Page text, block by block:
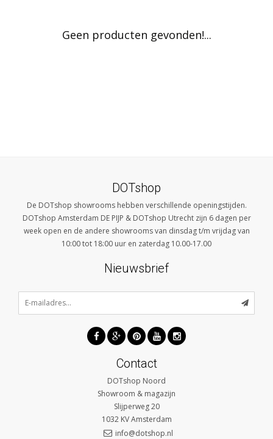
Geen producten gevonden!...
DOTshop
De DOTshop showrooms hebben verschillende openingstijden.
DOTshop Amsterdam DE PIJP & DOTshop Utrecht zijn 6 dagen per
week open en de andere showrooms van dinsdag t/m vrijdag van
10:00 tot 18:00 uur en zaterdag 10.00-17.00
Nieuwsbrief
Contact
DOTshop Noord
Showroom & magazijn
Slijperweg 20
1032 KV Amsterdam
info@dotshop.nl